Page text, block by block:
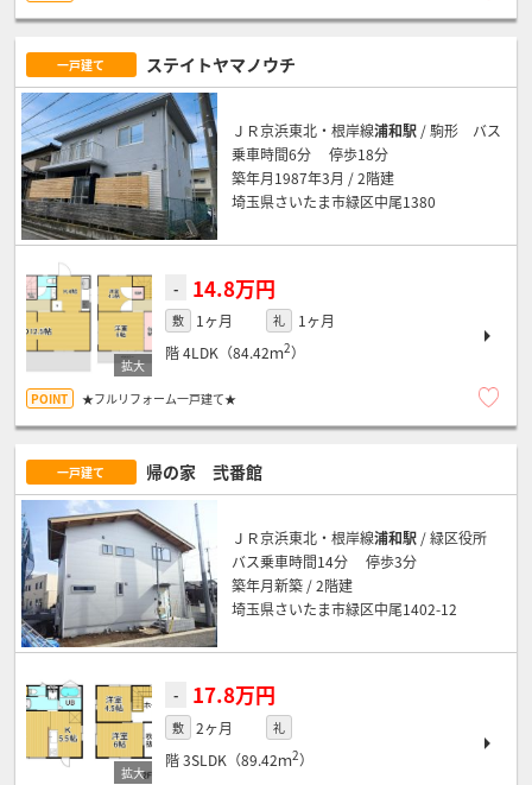
一戸建て ステイトヤマノウチ
ＪＲ京浜東北・根岸線浦和駅 / 駒形 バス
乗車時間6分 停歩18分
築年月1987年3月 / 2階建
埼玉県さいたま市緑区中尾1380
- 14.8万円
敷 1ヶ月 礼
1ヶ月
階4LDK（84.42ｍ2）
★フルリフォーム一戸建て★
一戸建て 帰の家 弐番館
ＪＲ京浜東北・根岸線浦和駅 / 緑区役所
バス乗車時間14分 停歩3分
築年月新築 / 2階建
埼玉県さいたま市緑区中尾1402-12
- 17.8万円
敷 2ヶ月 礼
階3SLDK（89.42ｍ2）